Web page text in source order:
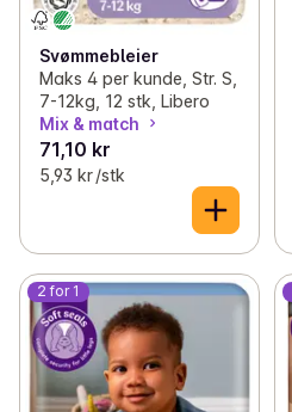
Svømmebleier
Maks 4 per kunde, Str. S,
7-12kg, 12 stk, Libero
Mix & match
71,10 kr
5,93 kr /stk
2 for 1